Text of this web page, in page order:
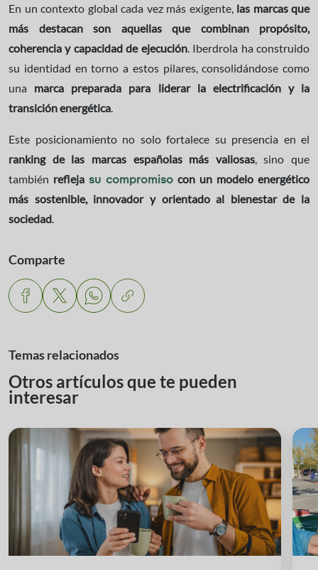
En un contexto global cada vez más exigente, las marcas que
más destacan son aquellas que combinan propósito,
coherencia y capacidad de ejecución. Iberdrola ha construido
su identidad en torno a estos pilares, consolidándose como
una marca preparada para liderar la electrificación y la
transición energética
Este posicionamiento no solo fortalece su presencia en el
ranking de las marcas españolas más valiosas, sino que
también refleja su compromiso con un modelo energético
más sostenible, innovador y orientado al bienestar de la
sociedad
Comparte
Temas relacionados
Otros artículos que te pueden
interesar